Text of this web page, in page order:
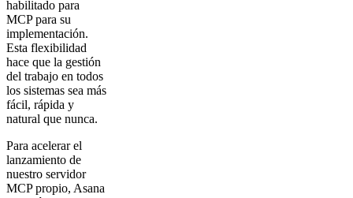
habilitado para
MCP para su
implementación.
Esta flexibilidad
hace que la gestión
del trabajo en todos
los sistemas sea más
fácil, rápida y
natural que nunca.
Para acelerar el
lanzamiento de
nuestro servidor
MCP propio, Asana